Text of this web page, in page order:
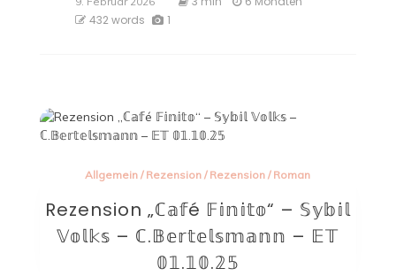
432 words
1
Allgemein / Rezension / Rezension / Roman
Rezension „ℂ𝕒𝕗é 𝔽𝕚𝕟𝕚𝕥𝕠“ – 𝕊𝕪𝕓𝕚𝕝
𝕍𝕠𝕝𝕜𝕤 – ℂ.𝔹𝕖𝕣𝕥𝕖𝕝𝕤𝕞𝕒𝕟𝕟 – 𝔼𝕋
𝟘𝟙.𝟙𝟘.𝟚𝟝